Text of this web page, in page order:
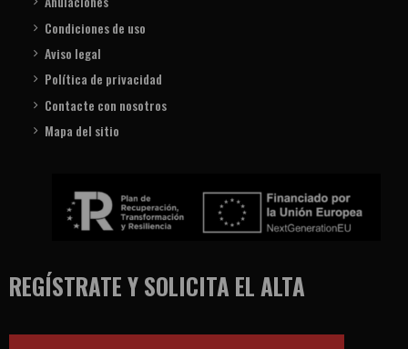
Condiciones de uso
Aviso legal
Política de privacidad
Contacte con nosotros
Mapa del sitio
REGÍSTRATE Y SOLICITA EL ALTA